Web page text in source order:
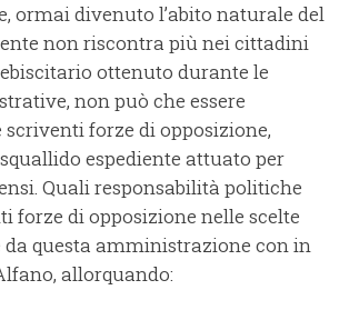
ormai divenuto l’abito naturale del
non riscontra più nei cittadini
ottenuto durante le
non può che essere
forze di opposizione,
espediente attuato per
Quali responsabilità politiche
forze di opposizione nelle scelte
questa amministrazione con in
allorquando: